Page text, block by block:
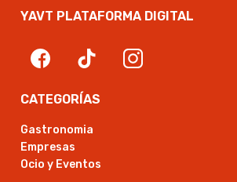
YAVT PLATAFORMA DIGITAL
CATEGORÍAS
Gastronomia
Empresas
Ocio y Eventos